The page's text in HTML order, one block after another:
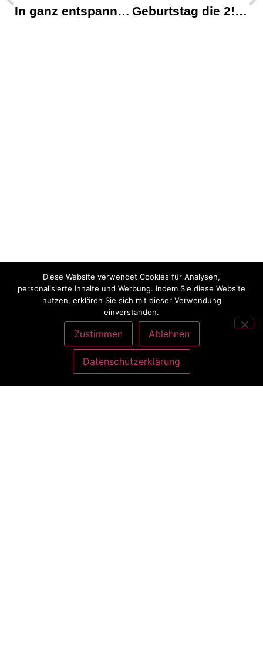
In ganz entspannter Runde durfte ich heu… Geburtstag die 2! So fleißige Mädchen ha…
Diese Website verwendet Cookies für Analysen,
personalisierte Inhalte und Werbung. Indem Sie diese Website
nutzen, erklären Sie sich mit dieser Verwendung
einverstanden.
Zustimmen Ablehnen
Datenschutzerklärung